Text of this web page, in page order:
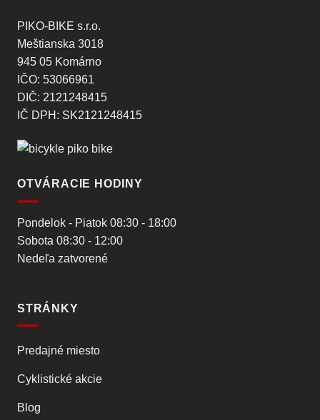
PIKO-BIKE s.r.o.
Meštianska 3018
945 05 Komárno
IČO: 53066961
DIČ: 2121248415
IČ DPH: SK2121248415
OTVÁRACIE HODINY
Pondelok - Piatok 08:30 - 18:00
Sobota 08:30 - 12:00
Nedeľa zatvorené
STRÁNKY
Predajné miesto
Cyklistické akcie
Blog